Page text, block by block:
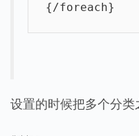
{/foreach}
设置的时候把多个分类